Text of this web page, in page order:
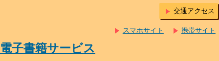
交通アクセス
携帯サイト
スマホサイト
電子書籍サービス